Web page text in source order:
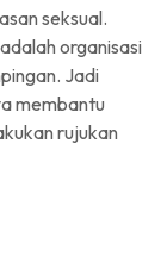
seksual.
organisasi
Jadi
membantu
rujukan